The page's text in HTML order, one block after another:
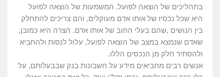
בתהליכים של הוצאה לפועל. המשמעות של הוצאה לפועל
היא שכל נכסיו של אותו אדם מעוקלים, והם צריכים להתחלק
בין הנושים ,שהם בעלי החוב של אותו אדם. הצרה היא כמובן,
שאדם שנמצא במצב של הוצאה לפועל, עלול לנסות ולהחביא
ולהסתיר חלק מן הנכסים הללו.
אנשים רבים מחביאים מידע על חשבונות בנק שבבעלותם, על